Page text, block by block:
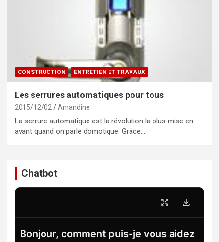
CONSTRUCTION ENTRETIEN ET TRAVAUX
Les serrures automatiques pour tous
2015/12/02 Amandine
La serrure automatique est la révolution la plus mise en
avant quand on parle domotique. Grâce…
Chatbot
Bonjour, comment puis-je vous aidez